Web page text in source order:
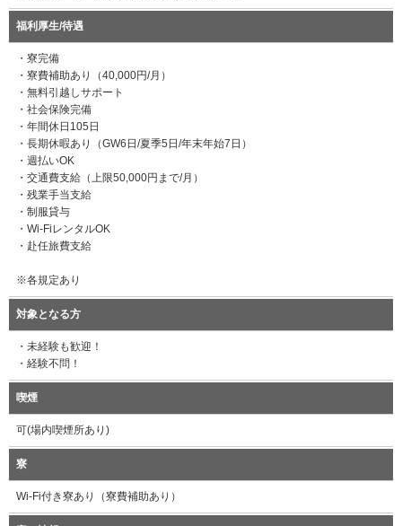
福利厚生/待遇
・寮完備
・寮費補助あり（40,000円/月）
・無料引越しサポート
・社会保険完備
・年間休日105日
・長期休暇あり（GW6日/夏季5日/年末年始7日）
・週払いOK
・交通費支給（上限50,000円まで/月）
・残業手当支給
・制服貸与
・Wi-FiレンタルOK
・赴任旅費支給
※各規定あり
対象となる方
・未経験も歓迎！
・経験不問！
喫煙
可(場内喫煙所あり)
寮
Wi-Fi付き寮あり（寮費補助あり）